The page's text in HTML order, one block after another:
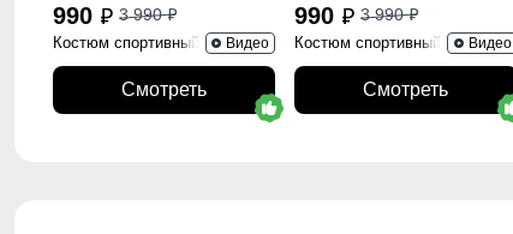
990 p 3 990p
Костюм спортивный 35021Sr
Видео
Смотреть
990 p 3 990p
Костюм спортивный 15020B
Видео
Смотреть